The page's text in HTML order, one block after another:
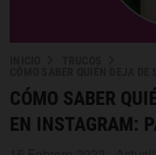
CÓMO SABER
EN INSTAGRAM: